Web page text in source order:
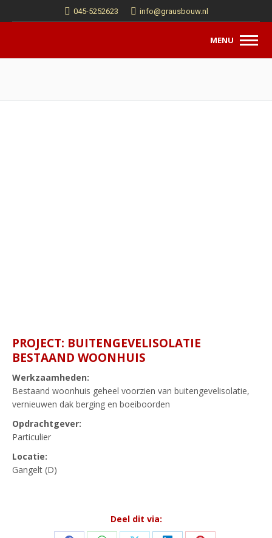
045-5252623 info@grausbouw.nl
MENU
PROJECT: BUITENGEVELISOLATIE
BESTAAND WOONHUIS
Werkzaamheden:
Bestaand woonhuis geheel voorzien van buitengevelisolatie,
vernieuwen dak berging en boeiboorden
Opdrachtgever:
Particulier
Locatie:
Gangelt (D)
Deel dit via: